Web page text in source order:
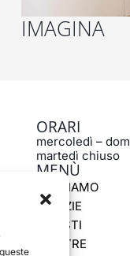
IMAGINA
ORARI
mercoledì –
martedì chiuso
MENÙ
CHI SIAMO
NOTIZIE
ARTISTI
MOSTRE